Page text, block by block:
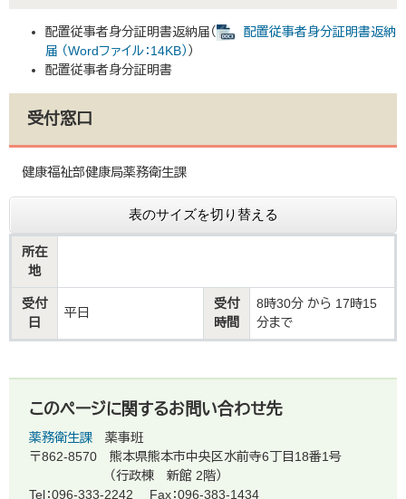
配置従事者身分証明書返納届（
配置従事者身分証明書返納
届 （Wordファイル：14KB） ）
配置従事者身分証明書
受付窓口
健康福祉部健康局薬務衛生課
表のサイズを切り替える
所在
地
受付
日
平日
受付
時間
8時30分 から 17時15
分まで
このページに関するお問い合わせ先
薬務衛生課
薬事班
〒862-8570
熊本県熊本市中央区水前寺6丁目18番1号
（行政棟 新館 2階）
Tel：096-333-2242
Fax：096-383-1434